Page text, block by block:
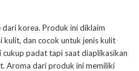
korea. Produk ini diklaim
kulit, dan cocok untuk jenis kulit
padat tapi saat diaplikasikan
Aroma dari produk ini memiliki